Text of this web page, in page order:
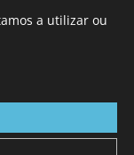
de 90 anos de
leitores por
em Portugal
a utilizar ou